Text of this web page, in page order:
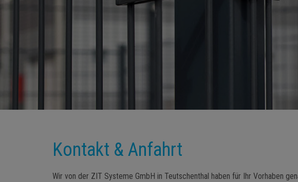
Kontakt & Anfahrt
Wir von der ZIT Systeme GmbH in Teutschenthal haben für Ihr Vorhaben